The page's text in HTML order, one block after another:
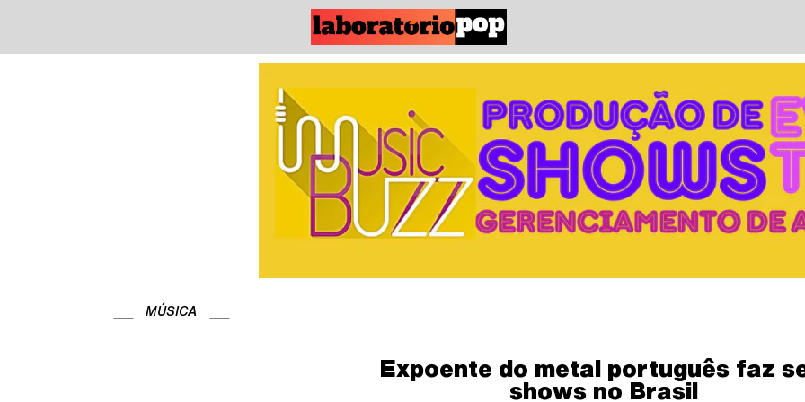
MÚSICA
Expoente do metal português faz
shows no Brasil